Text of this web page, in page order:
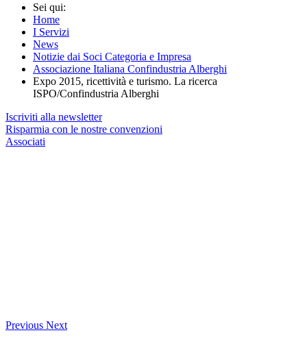
Sei qui:
Home
I Servizi
News
Notizie dai Soci Categoria e Impresa
Associazione Italiana Confindustria Alberghi
Expo 2015, ricettività e turismo. La ricerca
ISPO/Confindustria Alberghi
Iscriviti alla newsletter
Risparmia con le nostre convenzioni
Associati
Previous Next